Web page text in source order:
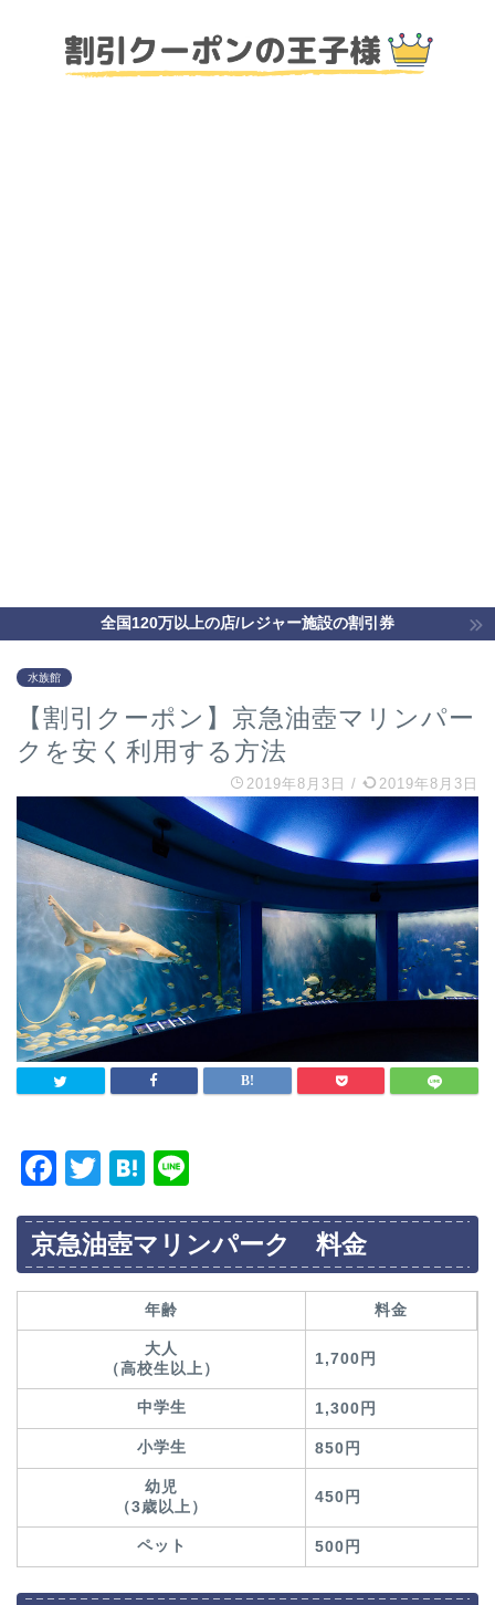
全国120万以上の店/レジャー施設の割引券
水族館
【割引クーポン】京急油壺マリンパー
クを安く利用する方法
2019年8月3日 / 2019年8月3日
F
c
e
o
T
tt
er
H
e
n
a
e
京急油壺マリンパーク 料金
年齢 料金
大人
（高校生以上）
1,700円
中学生 1,300円
小学生 850円
幼児
（3歳以上）
450円
ペット 500円